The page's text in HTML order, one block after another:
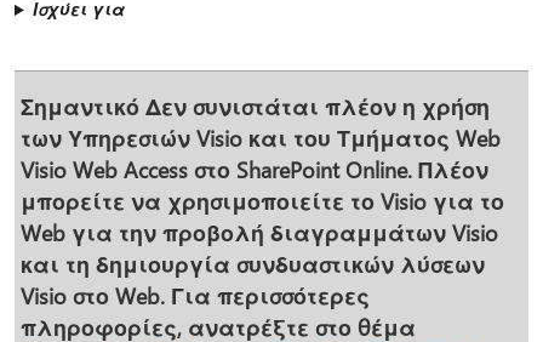
Ισχύει για
Σημαντικό Δεν συνιστάται πλέον η χρήση
των Υπηρεσιών Visio και του Τμήματος Web
Visio Web Access στο SharePoint Online. Πλέον
μπορείτε να χρησιμοποιείτε το Visio για το
Web για την προβολή διαγραμμάτων Visio
και τη δημιουργία συνδυαστικών λύσεων
Visio στο Web. Για περισσότερες
πληροφορίες, ανατρέξτε στο θέμα